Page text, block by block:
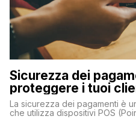
Sicurezza dei
proteggere i tuoi
La sicurezza dei pagamenti è
che utilizza dispositivi POS